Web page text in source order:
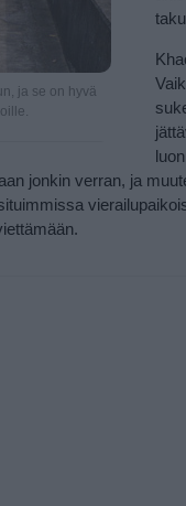
ja se on hyvä
jonkin verran, ja